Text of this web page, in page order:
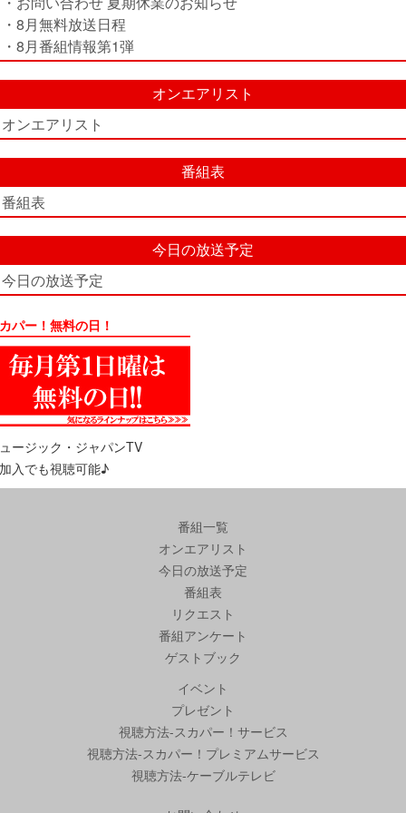
・8月無料放送日程
・8月番組情報第1弾
オンエアリスト
オンエアリスト
番組表
番組表
今日の放送予定
今日の放送予定
パー！無料の日！
ージック・ジャパンTV
入でも視聴可能♪
番組一覧
オンエアリスト
今日の放送予定
番組表
リクエスト
番組アンケート
ゲストブック
イベント
プレゼント
視聴方法-スカパー！サービス
視聴方法-スカパー！プレミアムサービス
視聴方法-ケーブルテレビ